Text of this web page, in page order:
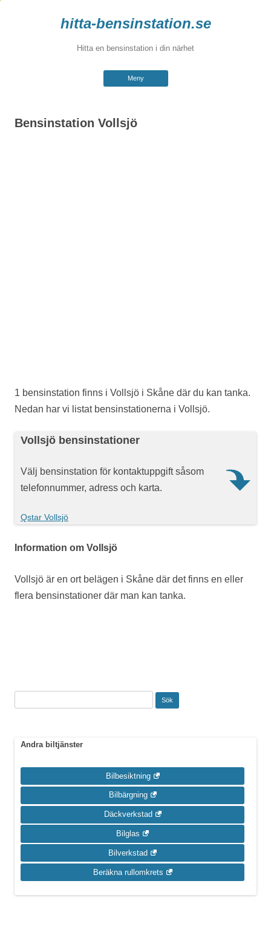
hitta-bensinstation.se
Hitta en bensinstation i din närhet
Meny
Hoppa
till
Bensinstation Vollsjö
1 bensinstation finns i Vollsjö i Skåne där du kan tanka.
Nedan har vi listat bensinstationerna i Vollsjö.
Vollsjö bensinstationer
Välj bensinstation för kontaktuppgift såsom
telefonnummer, adress och karta.
Qstar Vollsjö
Information om Vollsjö
Vollsjö är en ort belägen i Skåne där det finns en eller
flera bensinstationer där man kan tanka.
Andra biltjänster
Bilbesiktning
Bilbärgning
Däckverkstad
Bilglas
Bilverkstad
Beräkna rullomkrets